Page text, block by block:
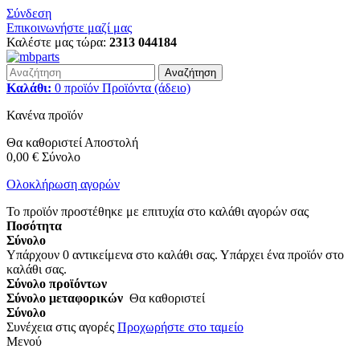
Σύνδεση
Επικοινωνήστε μαζί μας
Καλέστε μας τώρα: 2313 044184
Αναζήτηση
Καλάθι: 0 προϊόν Προϊόντα (άδειο)
Κανένα προϊόν
Θα καθοριστεί Αποστολή
0,00 € Σύνολο
Ολοκλήρωση αγορών
Το προϊόν προστέθηκε με επιτυχία στο καλάθι αγορών σας
Ποσότητα
Σύνολο
Υπάρχουν 0 αντικείμενα στο καλάθι σας. Υπάρχει ένα προϊόν στο
καλάθι σας.
Σύνολο προϊόντων
Σύνολο μεταφορικών Θα καθοριστεί
Σύνολο
Συνέχεια στις αγορές Προχωρήστε στο ταμείο
Μενού